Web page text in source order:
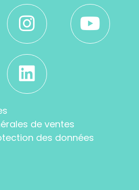
de ventes
des données